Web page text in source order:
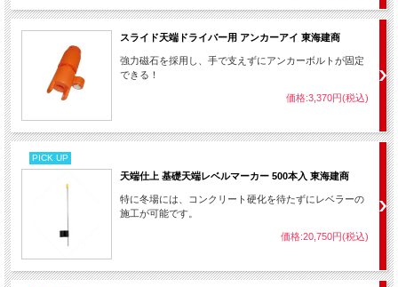
スライド天端ドライバー用 アンカーアイ 東海建商
強力磁石を採用し、手で支えずにアンカーボルトが固定
できる！
価格:3,370円(税込)
PICK UP
天端仕上 基礎天端レベルマーカー 500本入 東海建商
特に冬場には、コンクリート硬化を待たずにレベラーの
施工が可能です。
価格:20,750円(税込)